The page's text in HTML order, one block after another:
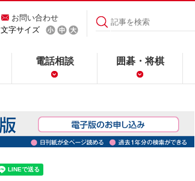
お問い合わせ
文字サイズ
電話相談 囲碁・将棋